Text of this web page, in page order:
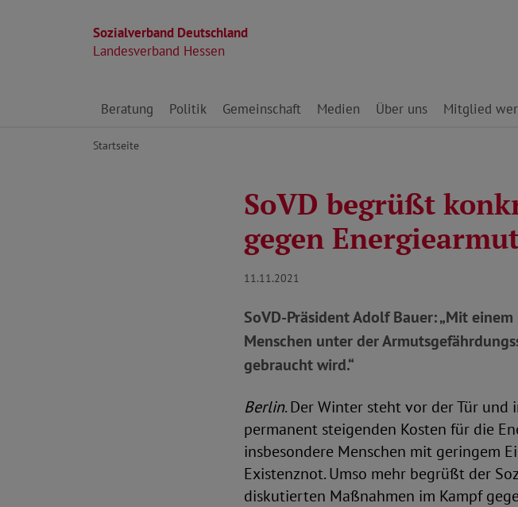
Sozialverband Deutschland
Landesverband Hessen
Direkt zu den Inhalten springen
Beratung Politik Gemeinschaft Medien Über uns Mitglied
Startseite
SoVD begrüßt
gegen
11.11.2021
SoVD-Präsident Adolf Bauer: „Mit
Menschen unter der
gebraucht wird.“
Berlin. Der Winter steht vor der Tür und
permanent steigenden Kosten für die
insbesondere Menschen mit geringem
Existenznot. Umso mehr begrüßt der
diskutierten Maßnahmen im Kampf